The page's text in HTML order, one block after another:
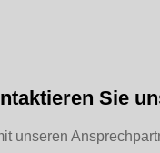
Sie
unseren